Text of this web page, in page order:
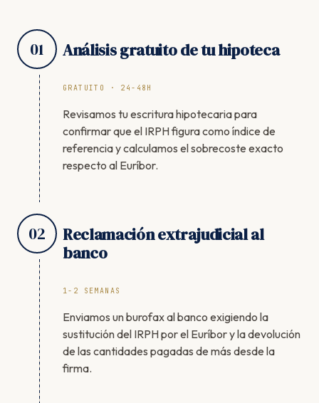
01 Análisis gratuito de tu hipoteca
GRATUITO · 24-48H
Revisamos tu escritura hipotecaria para
confirmar que el IRPH figura como índice de
referencia y calculamos el sobrecoste exacto
respecto al Euríbor.
02
Reclamación extrajudicial al
banco
1-2 SEMANAS
Enviamos un burofax al banco exigiendo la
sustitución del IRPH por el Euríbor y la devolución
de las cantidades pagadas de más desde la
firma.